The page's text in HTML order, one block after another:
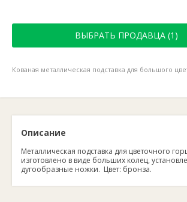
ВЫБРАТЬ ПРОДАВЦА (1)
Кованая металлическая подставка для большого
Описание
Металлическая подставка для цветочного
изготовлено в виде больших колец,
дугообразные ножки. Цвет: бронза.